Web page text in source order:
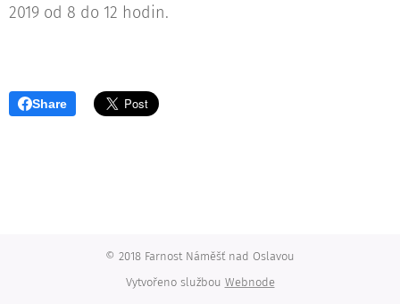
2019 od 8 do 12 hodin.
Share
© 2018 Farnost Náměšť nad Oslavou
Vytvořeno službou Webnode